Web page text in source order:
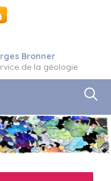
Bronner
de la géologie